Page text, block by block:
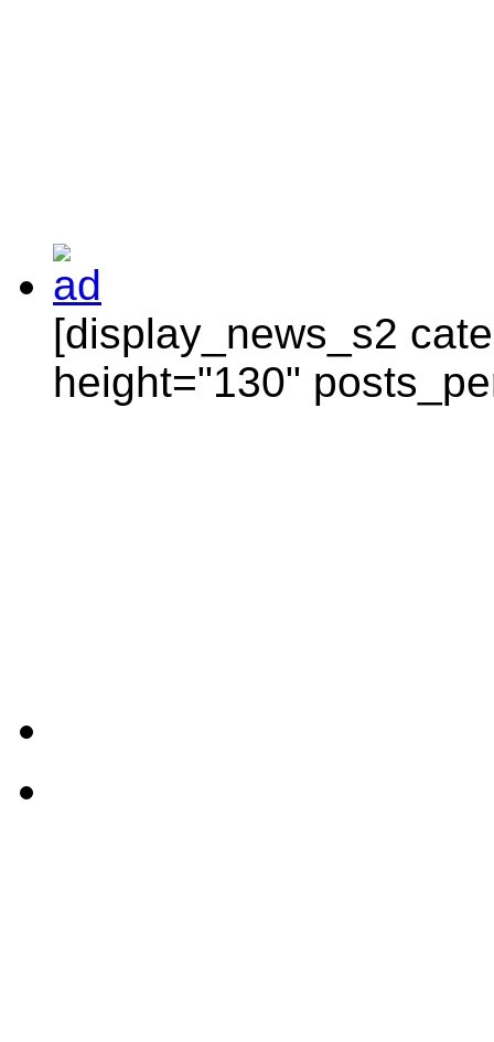
[display_news_s2
height="130"